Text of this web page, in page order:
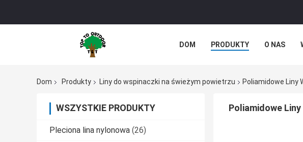
DOM PRODUKTY O NAS
Dom Produkty Liny do wspinaczki na świeżym powietrzu Poliamidowe
WSZYSTKIE PRODUKTY
Pleciona lina nylonowa (26)
Poliamidowe